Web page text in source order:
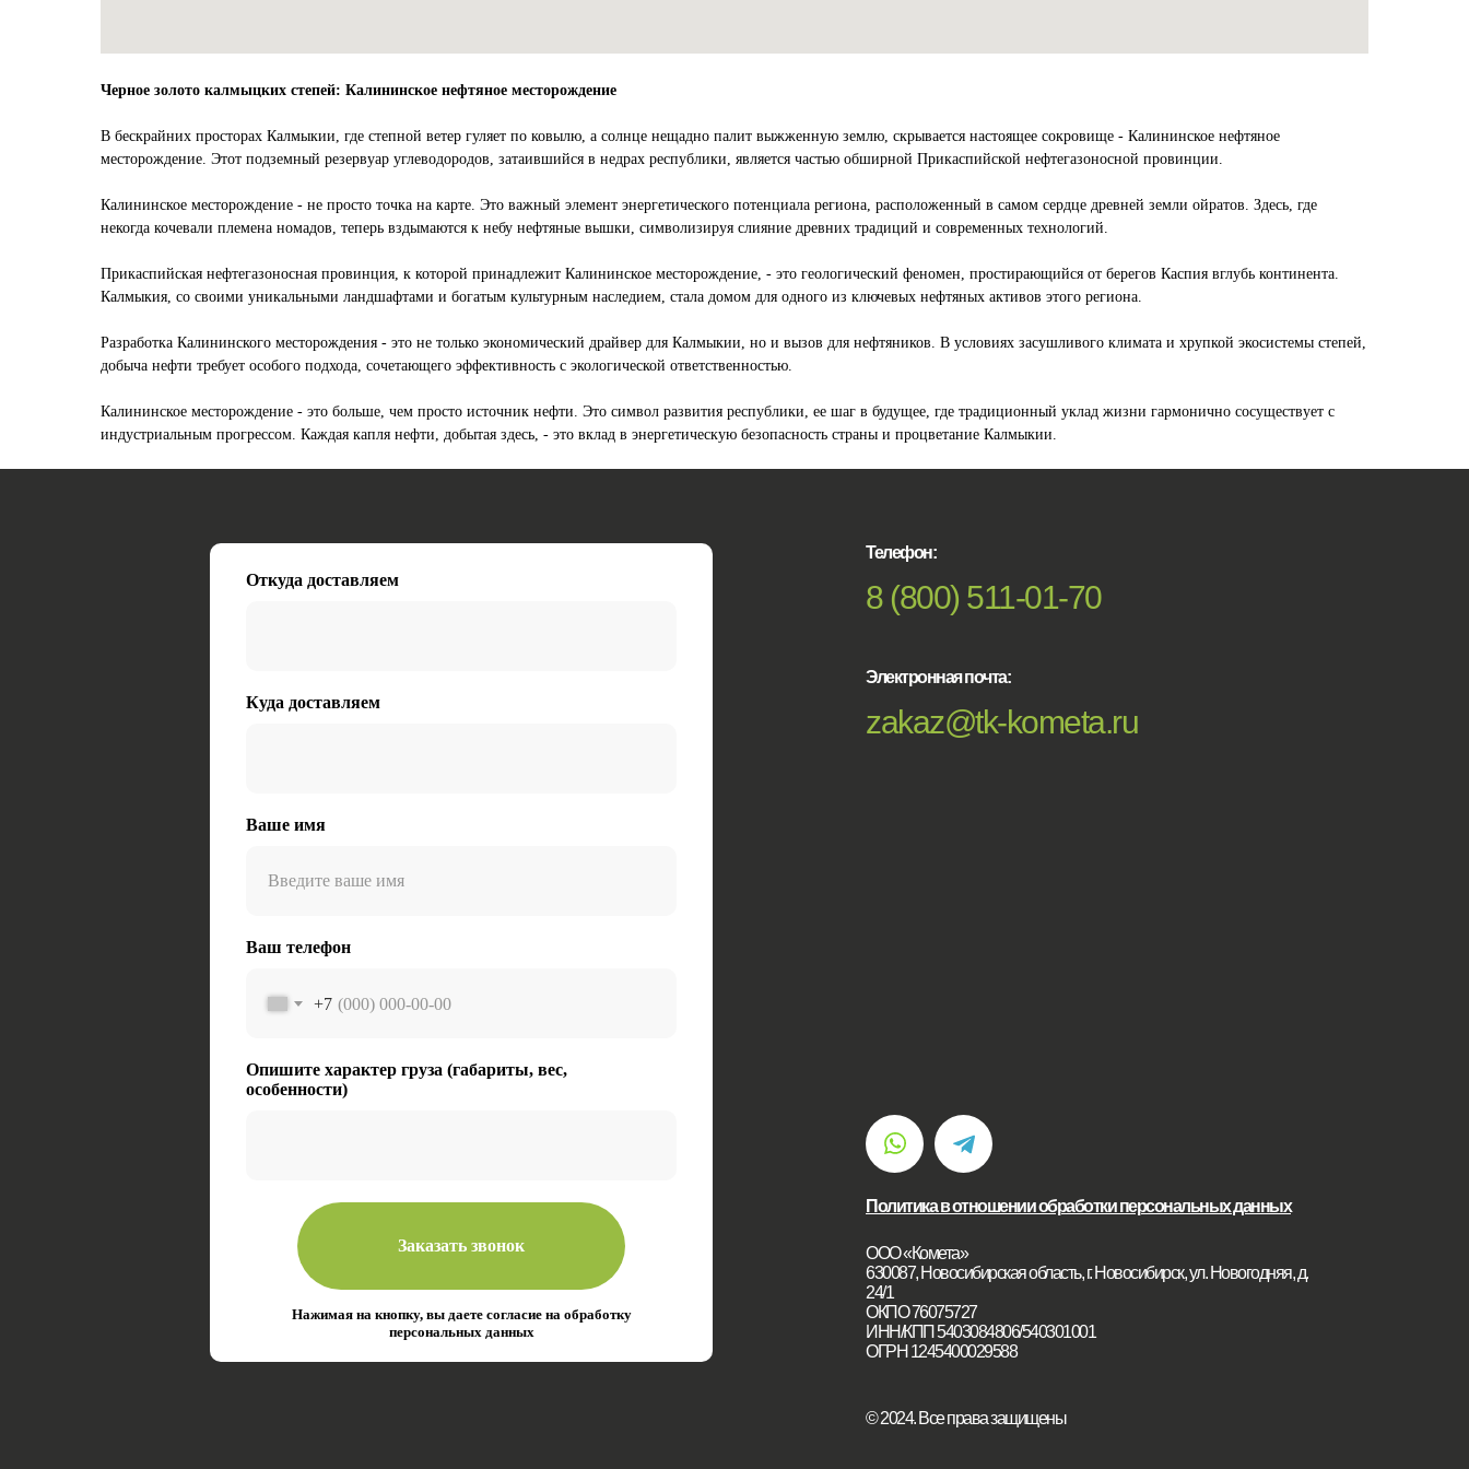
Черное золото калмыцких степей: Калининское нефтяное месторождение
В бескрайних просторах Калмыкии, где степной ветер гуляет по ковылю, а солнце нещадно палит выжженную землю, скрывается настоящее сокровище - Калининское нефтяное
месторождение. Этот подземный резервуар углеводородов, затаившийся в недрах республики, является частью обширной Прикаспийской нефтегазоносной провинции.
Калининское месторождение - не просто точка на карте. Это важный элемент энергетического потенциала региона, расположенный в самом сердце древней земли ойратов. Здесь, где
некогда кочевали племена номадов, теперь вздымаются к небу нефтяные вышки, символизируя слияние древних традиций и современных технологий.
Прикаспийская нефтегазоносная провинция, к которой принадлежит Калининское месторождение, - это геологический феномен, простирающийся от берегов Каспия вглубь континента.
Калмыкия, со своими уникальными ландшафтами и богатым культурным наследием, стала домом для одного из ключевых нефтяных активов этого региона.
Разработка Калининского месторождения - это не только экономический драйвер для Калмыкии, но и вызов для нефтяников. В условиях засушливого климата и хрупкой экосистемы степей,
добыча нефти требует особого подхода, сочетающего эффективность с экологической ответственностью.
Калининское месторождение - это больше, чем просто источник нефти. Это символ развития республики, ее шаг в будущее, где традиционный уклад жизни гармонично сосуществует с
индустриальным прогрессом. Каждая капля нефти, добытая здесь, - это вклад в энергетическую безопасность страны и процветание Калмыкии.
8 (800) 511-01-70
zakaz@tk-kometa.ru
Телефон:
Политика в отношении обработки персональных данных
ООО «Комета»
630087, Новосибирская область, г. Новосибирск, ул. Новогодняя, д.
24/1
ОКПО 76075727
ИНН/КПП 5403084806/540301001
ОГРН 1245400029588
© 2024. Все права защищены
Электронная почта:
Откуда доставляем
Куда доставляем
Ваше имя
Ваш телефон
+7
Опишите характер груза (габариты, вес,
особенности)
Заказать звонок
Нажимая на кнопку, вы даете согласие на обработку
персональных данных